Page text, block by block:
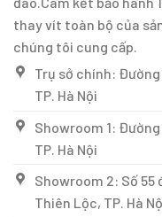
thay vít toàn bộ của
chúng tôi cung cấp.
Trụ sở chính:
TP. Hà Nội
Showroom 1:
TP. Hà Nội
Showroom 2: Số 55
Thiên Lộc, TP. Hà